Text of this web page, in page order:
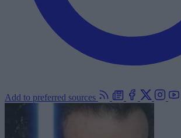
Add to preferred sources